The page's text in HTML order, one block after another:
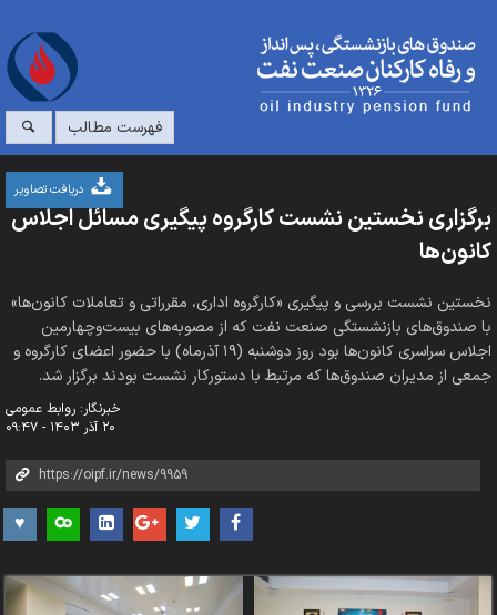
فهرست مطالب
دریافت تصاویر
برگزاری نخستین نشست کارگروه پیگیری مسائل اجلاس
کانون‌ها
نخستین نشست بررسی و پیگیری «کارگروه اداری، مقرراتی و تعاملات کانون‌ها»
با صندوق‌های بازنشستگی صنعت نفت که از مصوبه‌های بیست‌وچهارمین
اجلاس سراسری کانون‌ها بود روز دوشنبه (۱۹ آذرماه) با حضور اعضای کارگروه و
جمعی از مدیران صندوق‌ها که مرتبط با دستورکار نشست بودند برگزار شد.
خبرنگار: روابط عمومی
۲۰ آذر ۱۴۰۳ - ۰۹:۴۷